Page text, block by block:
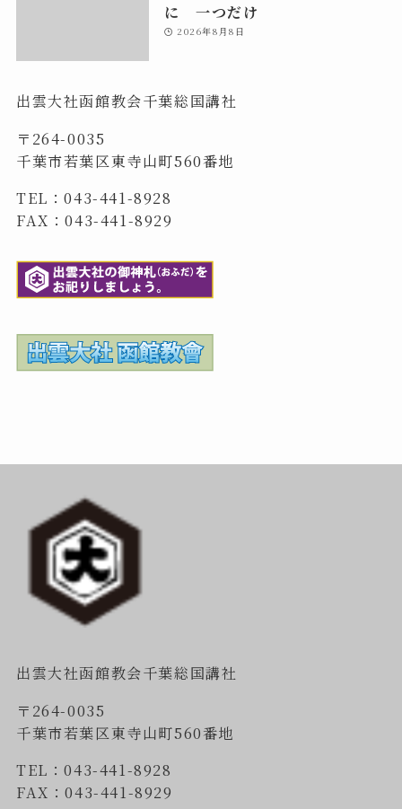
に 一つだけ
2026年8月8日
出雲大社函館教会千葉総国講社
〒264-0035
千葉市若葉区東寺山町560番地
TEL：043-441-8928
FAX：043-441-8929
出雲大社函館教会千葉総国講社
〒264-0035
千葉市若葉区東寺山町560番地
TEL：043-441-8928
FAX：043-441-8929